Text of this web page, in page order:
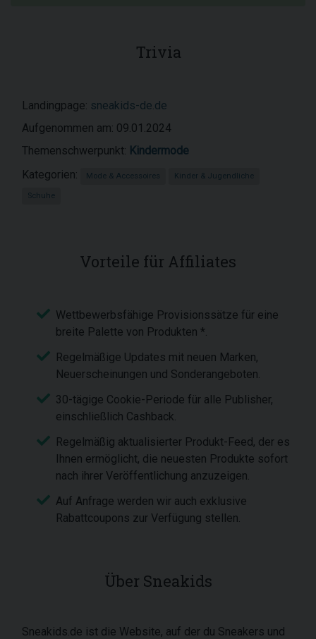
Trivia
Landingpage: sneakids-de.de
Aufgenommen am: 09.01.2024
Themenschwerpunkt: Kindermode
Kategorien:
Mode & Accessoires Kinder & Jugendliche
Schuhe
Vorteile für Affiliates
Wettbewerbsfähige Provisionssätze für eine
breite Palette von Produkten *.
Regelmäßige Updates mit neuen Marken,
Neuerscheinungen und Sonderangeboten.
30-tägige Cookie-Periode für alle Publisher,
einschließlich Cashback.
Regelmäßig aktualisierter Produkt-Feed, der es
Ihnen ermöglicht, die neuesten Produkte sofort
nach ihrer Veröffentlichung anzuzeigen.
Auf Anfrage werden wir auch exklusive
Rabattcoupons zur Verfügung stellen.
Über Sneakids
Sneakids.de ist die Website, auf der du Sneakers und